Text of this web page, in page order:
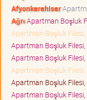
Afyonkarahisar
AğrıApartman Boşluk
Apartman Boşluk
Apartman Boşluk
Apartman Boşluk
Apartman Boşluk
Apartman Boşluk
Apartman Boşluk